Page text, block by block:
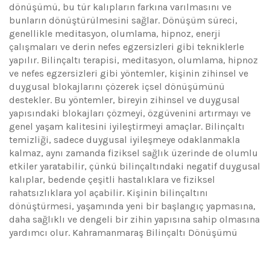
dönüşümü, bu tür kalıpların farkına varılmasını ve
bunların dönüştürülmesini sağlar. Dönüşüm süreci,
genellikle meditasyon, olumlama, hipnoz, enerji
çalışmaları ve derin nefes egzersizleri gibi tekniklerle
yapılır. Bilinçaltı terapisi, meditasyon, olumlama, hipnoz
ve nefes egzersizleri gibi yöntemler, kişinin zihinsel ve
duygusal blokajlarını çözerek içsel dönüşümünü
destekler. Bu yöntemler, bireyin zihinsel ve duygusal
yapısındaki blokajları çözmeyi, özgüvenini artırmayı ve
genel yaşam kalitesini iyileştirmeyi amaçlar. Bilinçaltı
temizliği, sadece duygusal iyileşmeye odaklanmakla
kalmaz, aynı zamanda fiziksel sağlık üzerinde de olumlu
etkiler yaratabilir, çünkü bilinçaltındaki negatif duygusal
kalıplar, bedende çeşitli hastalıklara ve fiziksel
rahatsızlıklara yol açabilir. Kişinin bilinçaltını
dönüştürmesi, yaşamında yeni bir başlangıç yapmasına,
daha sağlıklı ve dengeli bir zihin yapısına sahip olmasına
yardımcı olur. Kahramanmaraş Bilinçaltı Dönüşümü